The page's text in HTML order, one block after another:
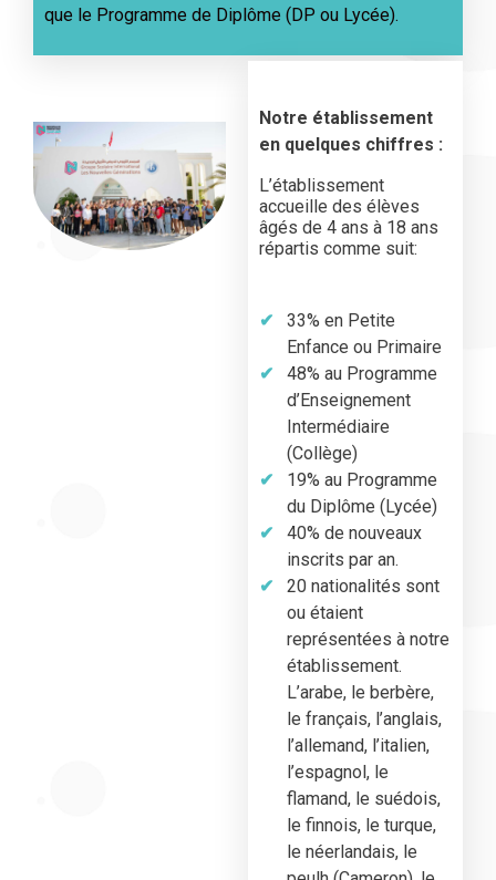
que le Programme de Diplôme (DP ou Lycée).
Notre établissement
en quelques chiffres :
L’établissement
accueille des élèves
âgés de 4 ans à 18 ans
répartis comme suit:
33% en Petite
Enfance ou Primaire
48% au Programme
d’Enseignement
Intermédiaire
(Collège)
19% au Programme
du Diplôme (Lycée)
40% de nouveaux
inscrits par an.
20 nationalités sont
ou étaient
représentées à notre
établissement.
L’arabe, le berbère,
le français, l’anglais,
l’allemand, l’italien,
l’espagnol, le
flamand, le suédois,
le finnois, le turque,
le néerlandais, le